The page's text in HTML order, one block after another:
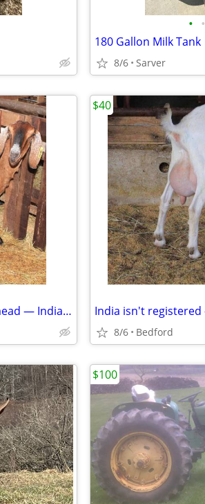
• •
180 Gallon Milk Tank
8/6 Sarver
Leigh has years of production ahead — India does too
8/6 Bedford
$40
$100